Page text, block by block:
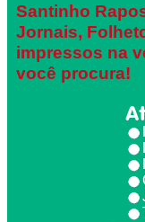
Santinho
Jornais,
impressos na
você procura!